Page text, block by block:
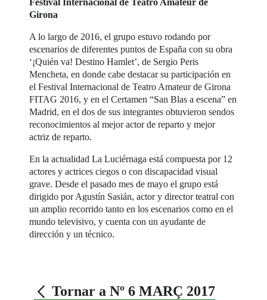
Festival Internacional de Teatro Amateur de
Girona
A lo largo de 2016, el grupo estuvo rodando por
escenarios de diferentes puntos de España con su obra
‘¡Quién va! Destino Hamlet’, de Sergio Peris
Mencheta, en donde cabe destacar su participación en
el Festival Internacional de Teatro Amateur de Girona
FITAG 2016, y en el Certamen “San Blas a escena” en
Madrid, en el dos de sus integrantes obtuvieron sendos
reconocimientos al mejor actor de reparto y mejor
actriz de reparto.
En la actualidad La Luciérnaga está compuesta por 12
actores y actrices ciegos o con discapacidad visual
grave. Desde el pasado mes de mayo el grupo está
dirigido por Agustín Sasián, actor y director teatral con
un amplio recorrido tanto en los escenarios como en el
mundo televisivo, y cuenta con un ayudante de
dirección y un técnico.
Tornar a Nº 6 MARÇ 2017